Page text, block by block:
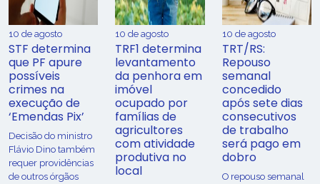
10 de agosto
STF determina
que PF apure
possíveis
crimes na
execução de
‘Emendas Pix’
Decisão do ministro
Flávio Dino também
requer providências
de outros órgãos
10 de agosto
TRF1 determina
levantamento
da penhora em
imóvel
ocupado por
famílias de
agricultores
com atividade
produtiva no
local
10 de agosto
TRT/RS:
Repouso
semanal
concedido
após sete dias
consecutivos
de trabalho
será pago em
dobro
O repouso semanal